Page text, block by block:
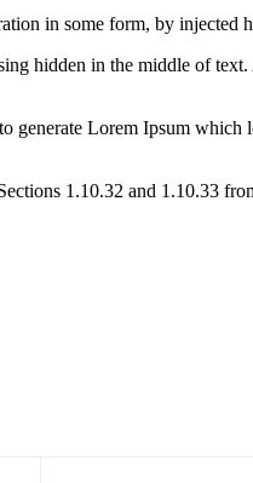
in some form, by
hidden in the middle of
Lorem Ipsum
1.10.32 and 1.10.33